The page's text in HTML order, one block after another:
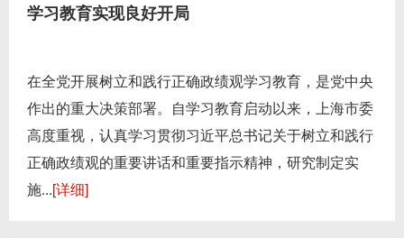
学习教育实现良好开局
在全党开展树立和践行正确政绩观学习教育，是党中央
作出的重大决策部署。自学习教育启动以来，上海市委
高度重视，认真学习贯彻习近平总书记关于树立和践行
正确政绩观的重要讲话和重要指示精神，研究制定实
施...[详细]